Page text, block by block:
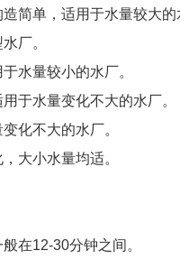
简单，适用于水量较大的
厂。
水量较小的水厂。
于水量变化不大的水厂。
化不大的水厂。
大小水量均适。
在12-30分钟之间。